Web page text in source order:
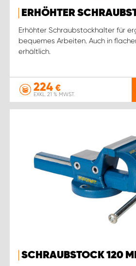
ERHÖHTER
Erhöhter Schraubstockhalter für
bequemes Arbeiten. Auch in
erhältlich.
224 €
EXKL. 21 % MWST.
SCHRAUBSTOCK 120